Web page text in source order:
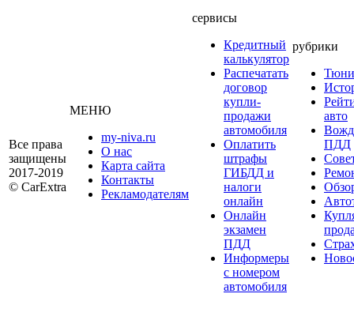
Все права
защищены
2017-2019
© CarExtra
МЕНЮ
my-niva.ru
О нас
Карта сайта
Контакты
Рекламодателям
сервисы
Кредитный
калькулятор
Распечатать
договор
купли-
продажи
автомобиля
Оплатить
штрафы
ГИБДД и
налоги
онлайн
Онлайн
экзамен
ПДД
Информеры
с номером
автомобиля
рубрики
авто
ПДД